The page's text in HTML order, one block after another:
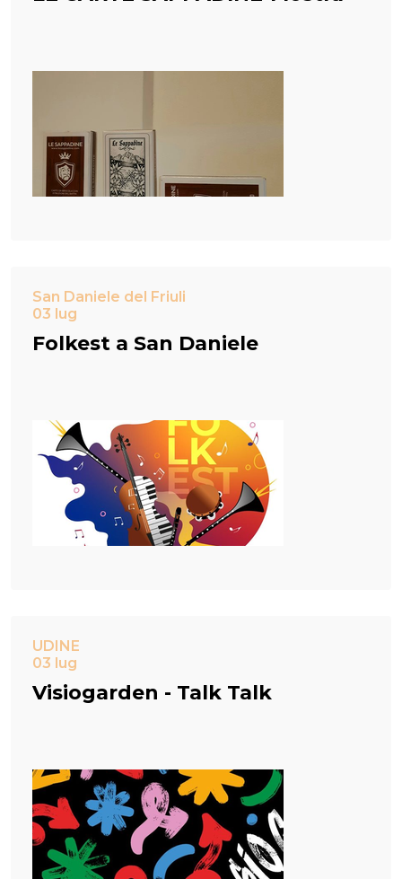
San Daniele del Friuli
03 lug
Folkest a San Daniele
UDINE
03 lug
Visiogarden - Talk Talk